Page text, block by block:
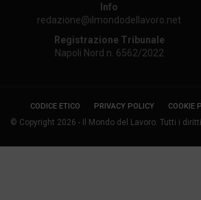
Info
redazione@ilmondodellavoro.net
Registrazione Tribunale
Napoli Nord n. 6562/2022
CODICE ETICO PRIVACY POLICY COOKIE
© Copyright 2026 - Il Mondo del Lavoro. Tutti i